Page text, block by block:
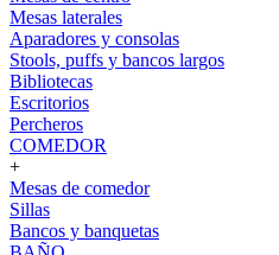
Mesas laterales
Aparadores y consolas
Stools, puffs y bancos largos
Bibliotecas
Escritorios
Percheros
COMEDOR
+
Mesas de comedor
Sillas
Bancos y banquetas